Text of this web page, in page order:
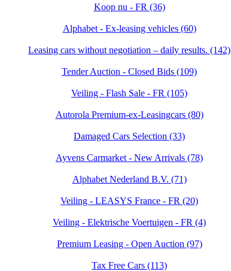
Koop nu - FR (36)
Alphabet - Ex-leasing vehicles (60)
Leasing cars without negotiation – daily results. (142)
Tender Auction - Closed Bids (109)
Veiling - Flash Sale - FR (105)
Autorola Premium-ex-Leasingcars (80)
Damaged Cars Selection (33)
Ayvens Carmarket - New Arrivals (78)
Alphabet Nederland B.V. (71)
Veiling - LEASYS France - FR (20)
Veiling - Elektrische Voertuigen - FR (4)
Premium Leasing - Open Auction (97)
Tax Free Cars (113)